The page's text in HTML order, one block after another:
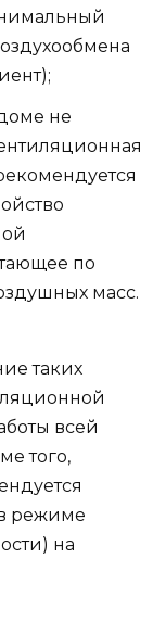
не
по
масс.
таких
всей
того,
режиме
на